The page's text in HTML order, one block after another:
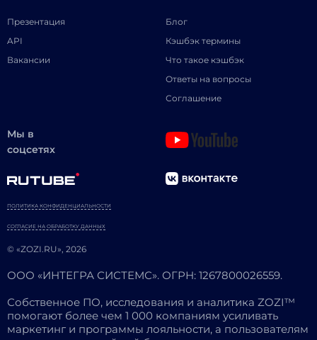
Презентация
API
Вакансии
Блог
Кэшбэк термины
Что такое кэшбэк
Ответы на вопросы
Соглашение
Мы в
соцсетях
© «ZOZI.RU», 2026
ПОЛИТИКА КОНФИДЕНЦИАЛЬНОСТИ
СОГЛАСИЕ НА ОБРАБОТКУ ДАННЫХ
ООО «ИНТЕГРА СИСТЕМС». ОГРН: 1267800026559.
Собственное ПО, исследования и аналитика ZOZI™
помогают более чем 1 000 компаниям усиливать
маркетинг и программы лояльности, а пользователям